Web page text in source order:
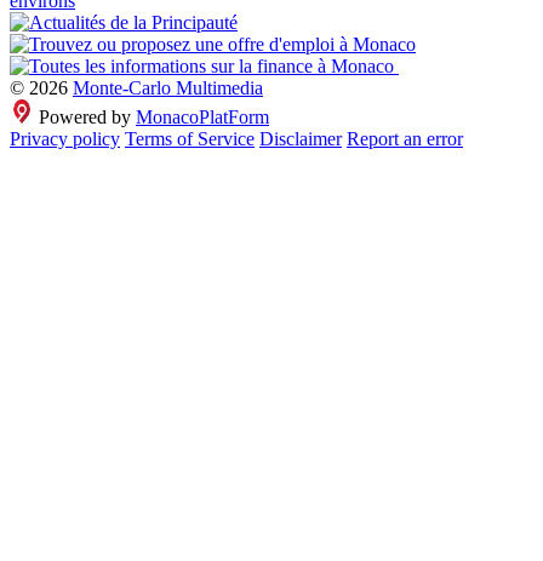
© 2026 Monte-Carlo Multimedia
Powered by MonacoPlatForm
Privacy policy Terms of Service Disclaimer Report an error